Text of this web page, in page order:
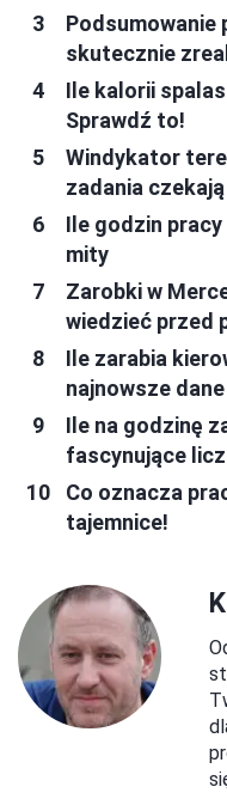
Podsumowanie
skutecznie
Ile kalorii
Sprawdź to!
Windykator
zadania
Ile godzin
mity
Zarobki w
wiedzieć przed
Ile zarabia
najnowsze
Ile na godzinę
fascynujące
Co oznacza
tajemnice!